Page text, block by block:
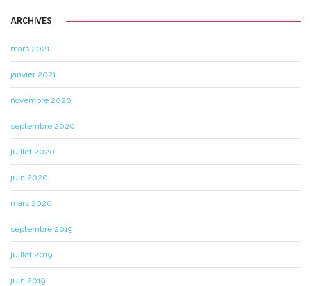
ARCHIVES
mars 2021
janvier 2021
novembre 2020
septembre 2020
juillet 2020
juin 2020
mars 2020
septembre 2019
juillet 2019
juin 2019